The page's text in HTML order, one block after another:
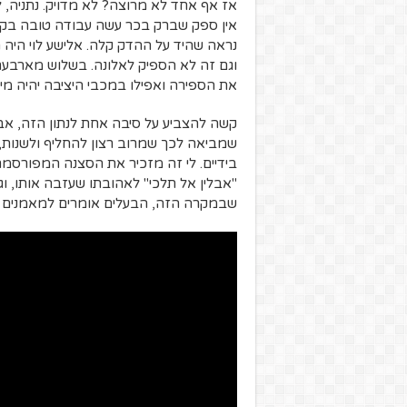
אז אף אחד לא מרוצה? לא מדויק.
אין ספק שברק בכר עשה עבודה טובה
נראה שהיד על ההדק קלה. אלישע לוי
וגם זה לא הספיק לאלונה. בשלוש
את הספירה ואפילו במכבי היציבה יהיה מינוי חמישי בקצת
קשה להצביע על סיבה אחת לנתון הזה,
שמביאה לכך שמרוב רצון להחליף
בידיים. לי זה מזכיר את הסצנה
"אבלין אל תלכי" לאהובתו שעזבה
שבמקרה הזה, הבעלים אומרים